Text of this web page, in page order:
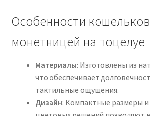
Особенности
монетницей на поцелуе
Материалы: Изготовлены из
что обеспечивает
тактильные ощущения.
Дизайн: Компактные размеры и